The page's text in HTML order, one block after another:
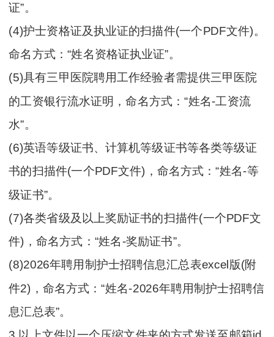
证”。
(4)护士资格证及执业证的扫描件(一个PDF文件)。
命名方式：“姓名资格证执业证”。
(5)具有三甲医院聘用工作经验者需提供三甲医院
的工资银行流水证明，命名方式：“姓名-工资流
水”。
(6)英语等级证书、计算机等级证书等各类等级证
书的扫描件(一个PDF文件)，命名方式：“姓名-等
级证书”。
(7)各类省级及以上奖励证书的扫描件(一个PDF文
件)，命名方式：“姓名-奖励证书”。
(8)2026年聘用制护士招聘信息汇总表excel版(附
件2)，命名方式：“姓名-2026年聘用制护士招聘信
息汇总表”。